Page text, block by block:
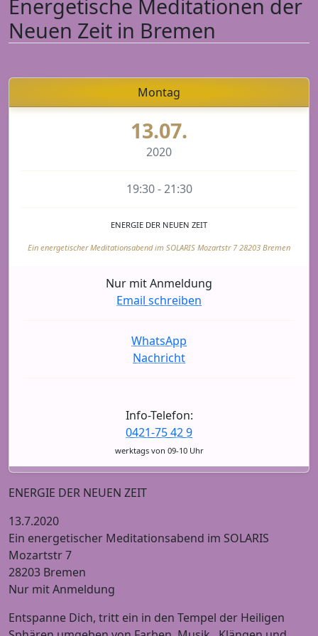
Energetische Meditationen der
Neuen Zeit in Bremen
Montag
13.07.
2020
19:30 - 21:30
ENERGIE DER NEUEN ZEIT
Ein energetischer Meditationsabend im SOLARIS Mozartstr 7 28203 Bremen
Nur mit Anmeldung
Email schreiben
WhatsApp
Nachricht
Info-Telefon:
0421-75 42 9
werktags von 09-10 Uhr
ENERGIE DER NEUEN ZEIT
13.7.2020
Ein energetischer Meditationsabend im SOLARIS
Mozartstr 7
28203 Bremen
Nur mit Anmeldung
Entspanne Dich, tritt ein in den Tempel der Heiligen